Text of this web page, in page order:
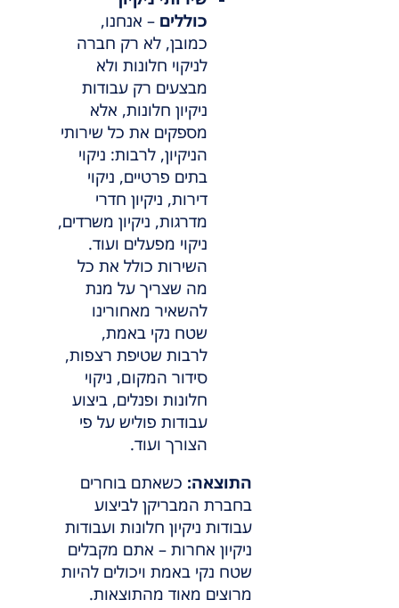
כוללים – אנחנו,
כמובן, לא רק חברה
לניקוי חלונות ולא
מבצעים רק עבודות
ניקיון חלונות, אלא
מספקים את כל שירותי
הניקיון, לרבות: ניקוי
בתים פרטיים, ניקוי
דירות, ניקיון חדרי
מדרגות, ניקיון משרדים,
ניקוי מפעלים ועוד.
השירות כולל את כל
מה שצריך על מנת
להשאיר מאחורינו
שטח נקי באמת,
לרבות שטיפת רצפות,
סידור המקום, ניקוי
חלונות ופנלים, ביצוע
עבודות פוליש על פי
הצורך ועוד.
התוצאה: כשאתם בוחרים
בחברת המבריקן לביצוע
עבודות ניקיון חלונות ועבודות
ניקיון אחרות – אתם מקבלים
שטח נקי באמת ויכולים להיות
מרוצים מאוד מהתוצאות.